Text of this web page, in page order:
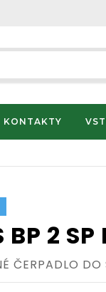
KONTAKTY
BP 2 SP
ČERPADLO